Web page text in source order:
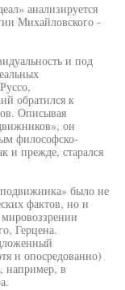
анализируется
Михайловского -
и под
обратился к
Описывая
он
философско-
и прежде, старался
было не
фактов, но и
Герцена.
и опосредованно)
например, в